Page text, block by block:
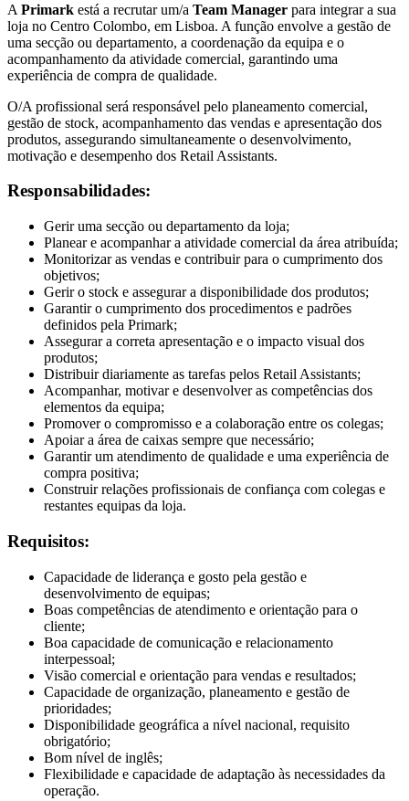
A Primark está a recrutar um/a Team Manager para integrar a sua
loja no Centro Colombo, em Lisboa. A função envolve a gestão de
uma secção ou departamento, a coordenação da equipa e o
acompanhamento da atividade comercial, garantindo uma
experiência de compra de qualidade.
O/A profissional será responsável pelo planeamento comercial,
gestão de stock, acompanhamento das vendas e apresentação dos
produtos, assegurando simultaneamente o desenvolvimento,
motivação e desempenho dos Retail Assistants.
Responsabilidades:
Gerir uma secção ou departamento da loja;
Planear e acompanhar a atividade comercial da área atribuída;
Monitorizar as vendas e contribuir para o cumprimento dos
objetivos;
Gerir o stock e assegurar a disponibilidade dos produtos;
Garantir o cumprimento dos procedimentos e padrões
definidos pela Primark;
Assegurar a correta apresentação e o impacto visual dos
produtos;
Distribuir diariamente as tarefas pelos Retail Assistants;
Acompanhar, motivar e desenvolver as competências dos
elementos da equipa;
Promover o compromisso e a colaboração entre os colegas;
Apoiar a área de caixas sempre que necessário;
Garantir um atendimento de qualidade e uma experiência de
compra positiva;
Construir relações profissionais de confiança com colegas e
restantes equipas da loja.
Requisitos:
Capacidade de liderança e gosto pela gestão e
desenvolvimento de equipas;
Boas competências de atendimento e orientação para o
cliente;
Boa capacidade de comunicação e relacionamento
interpessoal;
Visão comercial e orientação para vendas e resultados;
Capacidade de organização, planeamento e gestão de
prioridades;
Disponibilidade geográfica a nível nacional, requisito
obrigatório;
Bom nível de inglês;
Flexibilidade e capacidade de adaptação às necessidades da
operação.